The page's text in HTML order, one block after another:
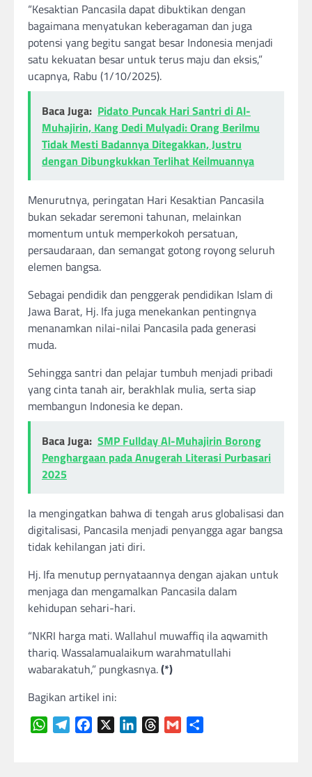
“Kesaktian Pancasila dapat dibuktikan dengan
bagaimana menyatukan keberagaman dan juga
potensi yang begitu sangat besar Indonesia menjadi
satu kekuatan besar untuk terus maju dan eksis,”
ucapnya, Rabu (1/10/2025).
Baca Juga: Pidato Puncak Hari Santri di Al-
Muhajirin, Kang Dedi Mulyadi: Orang Berilmu
Tidak Mesti Badannya Ditegakkan, Justru
dengan Dibungkukkan Terlihat Keilmuannya
Menurutnya, peringatan Hari Kesaktian Pancasila
bukan sekadar seremoni tahunan, melainkan
momentum untuk memperkokoh persatuan,
persaudaraan, dan semangat gotong royong seluruh
elemen bangsa.
Sebagai pendidik dan penggerak pendidikan Islam di
Jawa Barat, Hj. Ifa juga menekankan pentingnya
menanamkan nilai-nilai Pancasila pada generasi
muda.
Sehingga santri dan pelajar tumbuh menjadi pribadi
yang cinta tanah air, berakhlak mulia, serta siap
membangun Indonesia ke depan.
Baca Juga: SMP Fullday Al-Muhajirin Borong
Penghargaan pada Anugerah Literasi Purbasari
2025
Ia mengingatkan bahwa di tengah arus globalisasi dan
digitalisasi, Pancasila menjadi penyangga agar bangsa
tidak kehilangan jati diri.
Hj. Ifa menutup pernyataannya dengan ajakan untuk
menjaga dan mengamalkan Pancasila dalam
kehidupan sehari-hari.
“NKRI harga mati. Wallahul muwaffiq ila aqwamith
thariq. Wassalamualaikum warahmatullahi
wabarakatuh,” pungkasnya.(*)
Bagikan artikel ini:
WhatsAppTelegramFacebook LinkedInThreads
Gmail